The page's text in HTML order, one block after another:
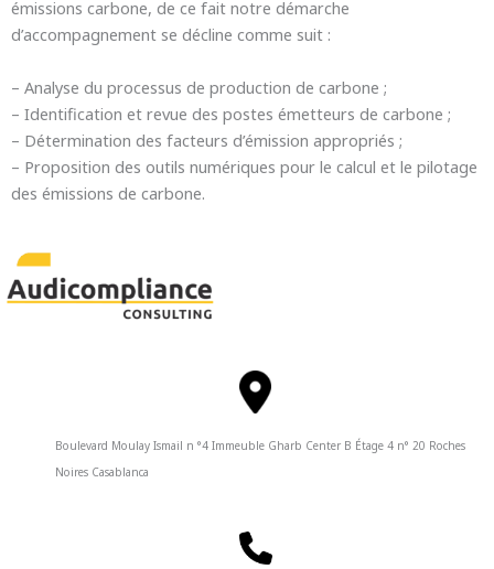
émissions carbone, de ce fait notre démarche
d’accompagnement se décline comme suit :
– Analyse du processus de production de carbone ;
– Identification et revue des postes émetteurs de carbone ;
– Détermination des facteurs d’émission appropriés ;
– Proposition des outils numériques pour le calcul et le pilotage
des émissions de carbone.
Boulevard Moulay Ismail n °4 Immeuble Gharb Center B Étage 4 n° 20 Roches
Noires Casablanca